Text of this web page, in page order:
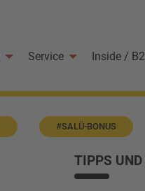
Service Inside /
#SALÜ-BONUS
TIPPS UND